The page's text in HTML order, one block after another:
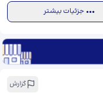
جزئیات بیشتر
گزارش